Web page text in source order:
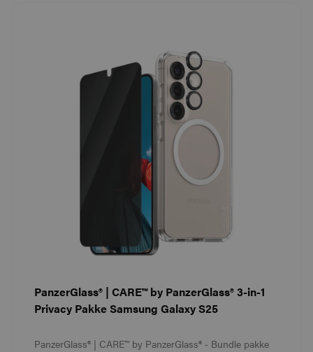
PanzerGlass® | CARE™ by PanzerGlass® 3-in-1
Privacy Pakke Samsung Galaxy S25
PanzerGlass® | CARE™ by PanzerGlass® - Bundle pakke